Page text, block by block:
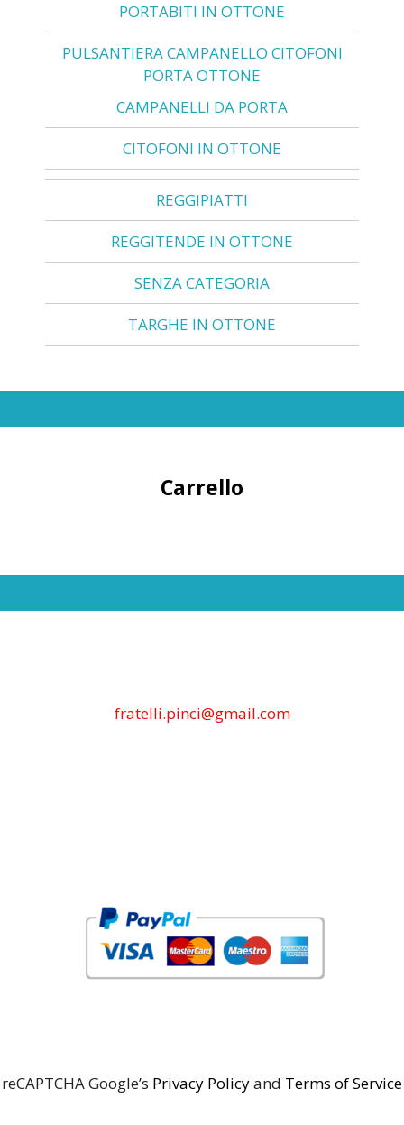
PORTABITI IN OTTONE
PULSANTIERA CAMPANELLO CITOFONI
PORTA OTTONE
CAMPANELLI DA PORTA
CITOFONI IN OTTONE
REGGIPIATTI
REGGITENDE IN OTTONE
SENZA CATEGORIA
TARGHE IN OTTONE
Carrello
fratelli.pinci@gmail.com
reCAPTCHA Google’s Privacy Policyand Terms of Service